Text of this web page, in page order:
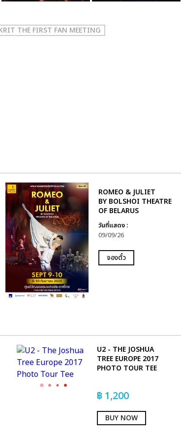
THE FIRST FAN MEETING
ROMEO & JULIET
BY BOLSHOI THEATRE
OF BELARUS
วันที่แสดง :
09/09/26
จองตั๋ว
U2 - THE JOSHUA
TREE EUROPE 2017
PHOTO TOUR TEE
฿ 1,200
BUY NOW